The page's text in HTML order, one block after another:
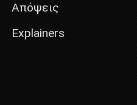
Απόψεις
Explainers